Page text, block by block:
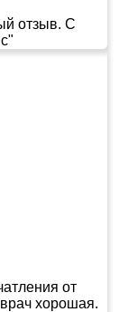
отзыв. С
от
хорошая.